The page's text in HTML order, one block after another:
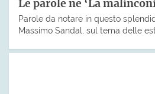
Le parole ne ‘La
Parole da notare in questo
Massimo Sandal, sul tema delle